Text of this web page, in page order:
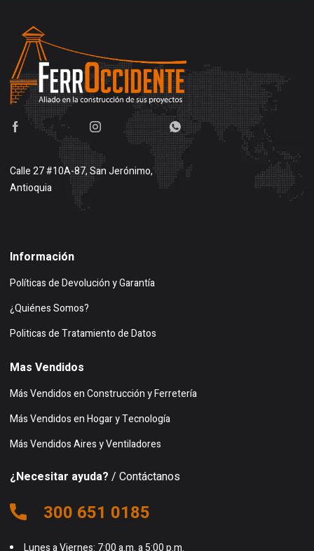
Calle 27 #10A-87, San Jerónimo,
Antioquia
Información
Políticas de Devolución y Garantía
¿Quiénes Somos?
Politicas de Tratamiento de Datos
Mas Vendidos
Más Vendidos en Construcción y Ferretería
Más Vendidos en Hogar y Tecnología
Más Vendidos Aires y Ventiladores
¿Necesitar ayuda? / Contáctanos
300 651 0185
Lunes a Viernes: 7:00 a.m. a 5:00 p.m.